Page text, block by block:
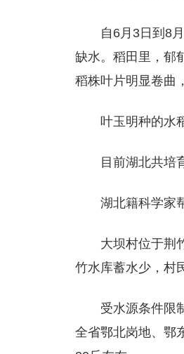
自6月3日到8
缺水。稻田里，郁
稻株叶片明显卷曲
叶玉明种的水
目前湖北共培
湖北籍科学家
大坝村位于荆
竹水库蓄水少，村
受水源条件限
全省鄂北岗地、鄂